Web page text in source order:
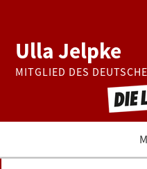
Ulla Jelpke
MITGLIED DES